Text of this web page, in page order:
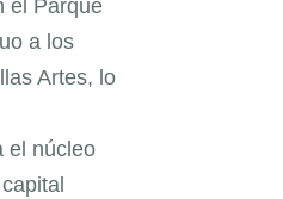
el Parque
a los
Artes, lo
el núcleo